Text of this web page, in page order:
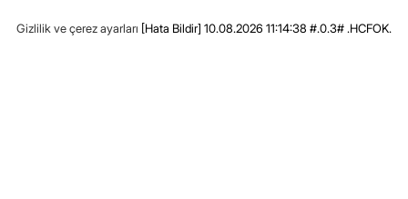
Gizlilik ve çerez ayarları [Hata Bildir] 10.08.2026 11:14:38 #.0.3# .HCFOK.